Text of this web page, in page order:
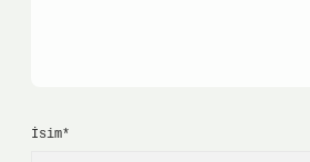
İsim*